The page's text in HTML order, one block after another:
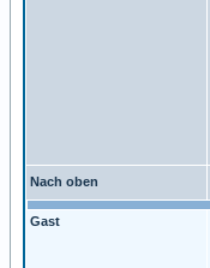
Nach oben
Gast